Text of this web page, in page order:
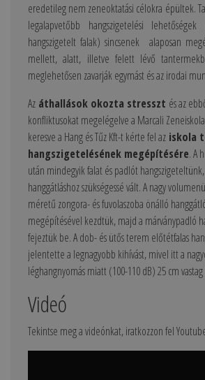
eredetileg nem zeneoktatási célokra épültek.
legalapvetőbb hangszigetelési
hangszigetelt falak) sincsenek alaposan
mellett, alatt, illetve felett lévő
meglehetősen zavarják egymást és az irodai
Az áthallások okozta stresszt és az
konfliktusokat megelégelve a Marcali
keresve a Hang és Tűz Kft-t kérte fel az iskola
hangszigetelésének megépítésére. A
után mindegyik falat és padlót
hanggátláshoz szükségessé vált. A nagy
méretű zongora- és fuvolaszoba önálló
megépítésével kezdtük, majd a márványpadló
fejeztük be. A dob- és ütős terem előtétfalas
jelentette a legnagyobb kihívást, mivel itt a
léghangnyomás miatt (100-110 dB) 25 cm
Videó
Tekintse meg a videónkat, iratkozzon fel